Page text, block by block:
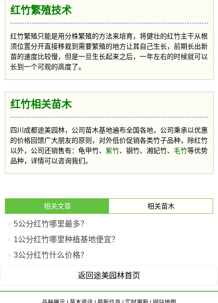
红竹繁殖技术
红竹繁殖只能是用分株繁殖的方法来培育，将健壮的红竹主干从根
须位置分开直接移栽到需要繁殖的地方让其自己生长，前期长出新
苗的速度比较慢，但是一旦生长起来之后，一年左右的时候就可以
长到一个可观的高度了。
红竹相关苗木
四川成都途美园林，公司苗木基地遍布全国各地，公司秉承以优惠
的价格回馈广大朋友的原则，对外低价促销各类竹子品种，除红竹
以外，公司还销售有：龟甲竹、 紫竹、钢竹、湘妃竹、 毛竹等优势
品种，详情可以咨询我们。
相关文章 相关苗木
5公分红竹哪里最多？
1公分红竹哪里种植基地便宜？
3公分红竹什么价格？
返回途美园林首页